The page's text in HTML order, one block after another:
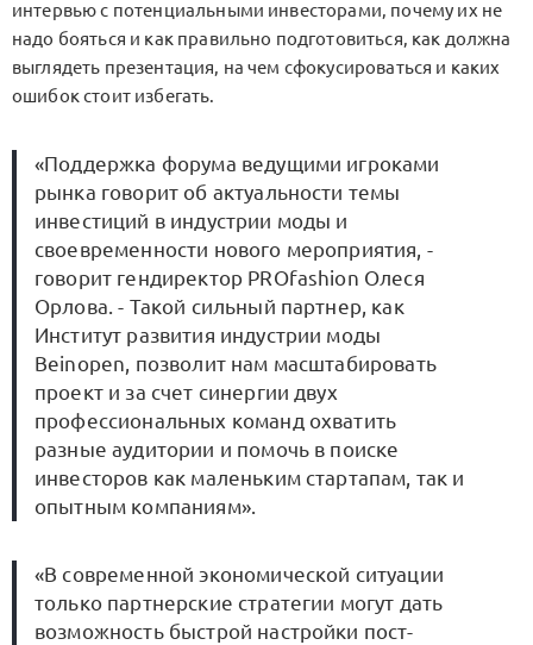
интервью с потенциальными инвесторами, почему их не
надо бояться и как правильно подготовиться, как должна
выглядеть презентация, на чем сфокусироваться и каких
ошибок стоит избегать.
«Поддержка форума ведущими игроками
рынка говорит об актуальности темы
инвестиций в индустрии моды и
своевременности нового мероприятия, -
говорит гендиректор PROfashion Олеся
Орлова. - Такой сильный партнер, как
Институт развития индустрии моды
Beinopen, позволит нам масштабировать
проект и за счет синергии двух
профессиональных команд охватить
разные аудитории и помочь в поиске
инвесторов как маленьким стартапам, так и
опытным компаниям».
«В современной экономической ситуации
только партнерские стратегии могут дать
возможность быстрой настройки пост-